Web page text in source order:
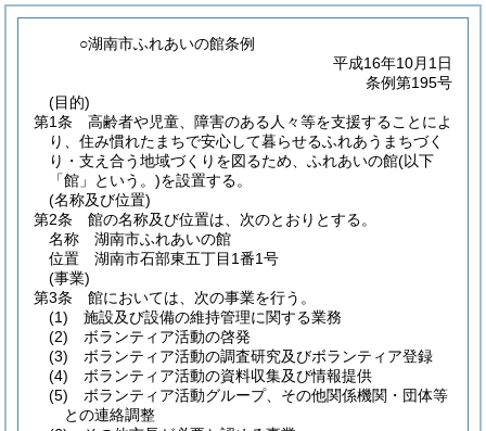
○湖南市ふれあいの館条例
平成16年10月1日
条例第195号
(目的)
第1条
高齢者や児童、障害のある人々等を支援することによ
り、住み慣れたまちで安心して暮らせるふれあうまちづく
り・支え合う地域づくりを図るため、ふれあいの館(以下
「館」という。)を設置する。
(名称及び位置)
第2条
館の名称及び位置は、次のとおりとする。
名称 湖南市ふれあいの館
位置 湖南市石部東五丁目1番1号
(事業)
第3条
館においては、次の事業を行う。
(1)
施設及び設備の維持管理に関する業務
(2)
ボランティア活動の啓発
(3)
ボランティア活動の調査研究及びボランティア登録
(4)
ボランティア活動の資料収集及び情報提供
(5)
ボランティア活動グループ、その他関係機関・団体等
との連絡調整